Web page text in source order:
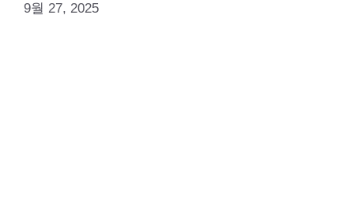
9월 27, 2025